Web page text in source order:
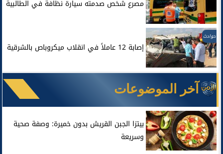
مصرع شخص صدمته سيارة نظافة في الطالبية
حوادث
إصابة 12 عاملاً في انقلاب ميكروباص بالشرقية
آخر الموضوعات
بيتزا الجبن القريش بدون خميرة: وصفة صحية
وسريعة